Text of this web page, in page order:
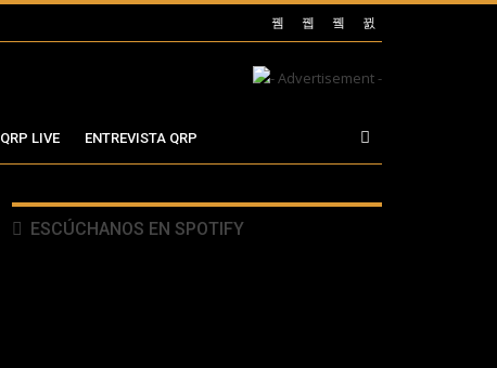
QRP LIVE ENTREVISTA QRP
ESCÚCHANOS EN SPOTIFY